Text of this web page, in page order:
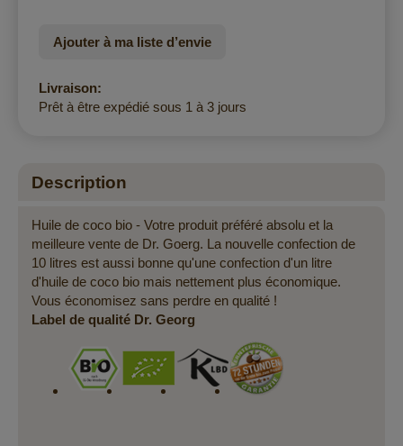
Ajouter à ma liste d’envie
Livraison:
Prêt à être expédié sous 1 à 3 jours
Description
Huile de coco bio - Votre produit préféré absolu et la
meilleure vente de Dr. Goerg. La nouvelle confection de
10 litres est aussi bonne qu'une confection d'un litre
d'huile de coco bio mais nettement plus économique.
Vous économisez sans perdre en qualité !
Label de qualité Dr. Georg